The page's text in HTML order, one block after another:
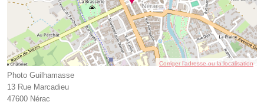
Corriger l’adresse ou la localisation
Photo Guilhamasse
13 Rue Marcadieu
47600 Nérac